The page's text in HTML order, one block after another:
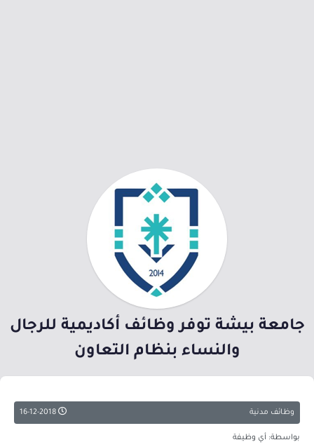
جامعة بيشة توفر وظائف أكاديمية للرجال
والنساء بنظام التعاون
وظائف مدنية
بواسطة: أي وظيفة